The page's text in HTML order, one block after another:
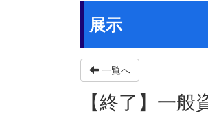
展示
一覧へ
【終了】一